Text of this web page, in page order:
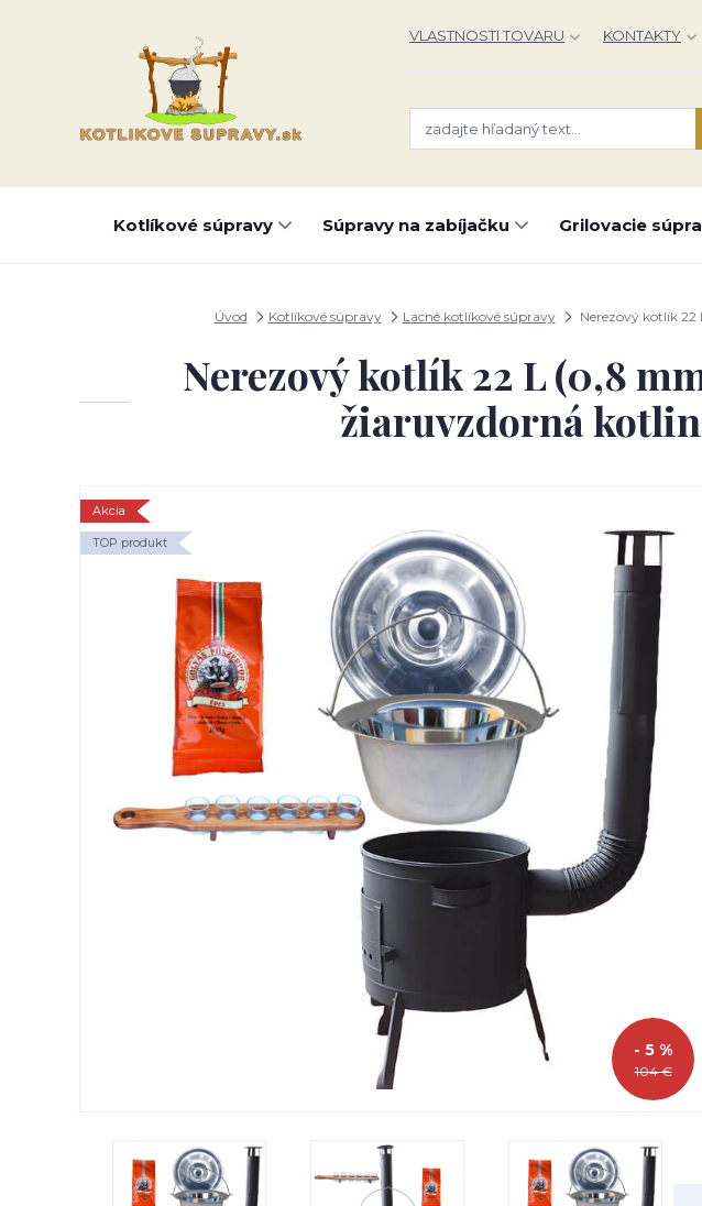
VLASTNOSTI TOVARU KONTAKTY
Kotlíkové súpravy Súpravy na zabíjačku Grilovacie
Úvod Kotlíkové súpravy Lacné kotlíkové súpravy Nerezový kotlík
Nerezový kotlík 22 L (0,8
žiaruvzdorná
Akcia
TOP produkt
104 €
- 5 %